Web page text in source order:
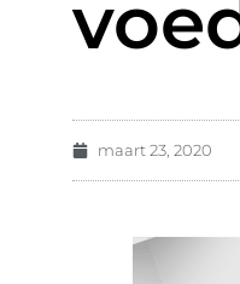
maart 23, 2020